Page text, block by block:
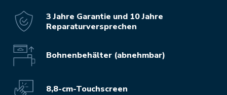
3 Jahre Garantie und 10 Jahre
Reparaturversprechen
Bohnenbehälter (abnehmbar)
8,8-cm-Touchscreen